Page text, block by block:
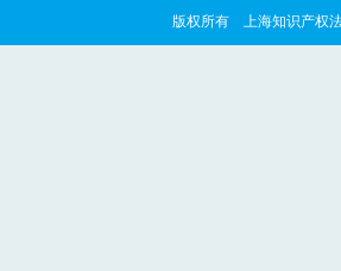
版权所有 上海知识产权法